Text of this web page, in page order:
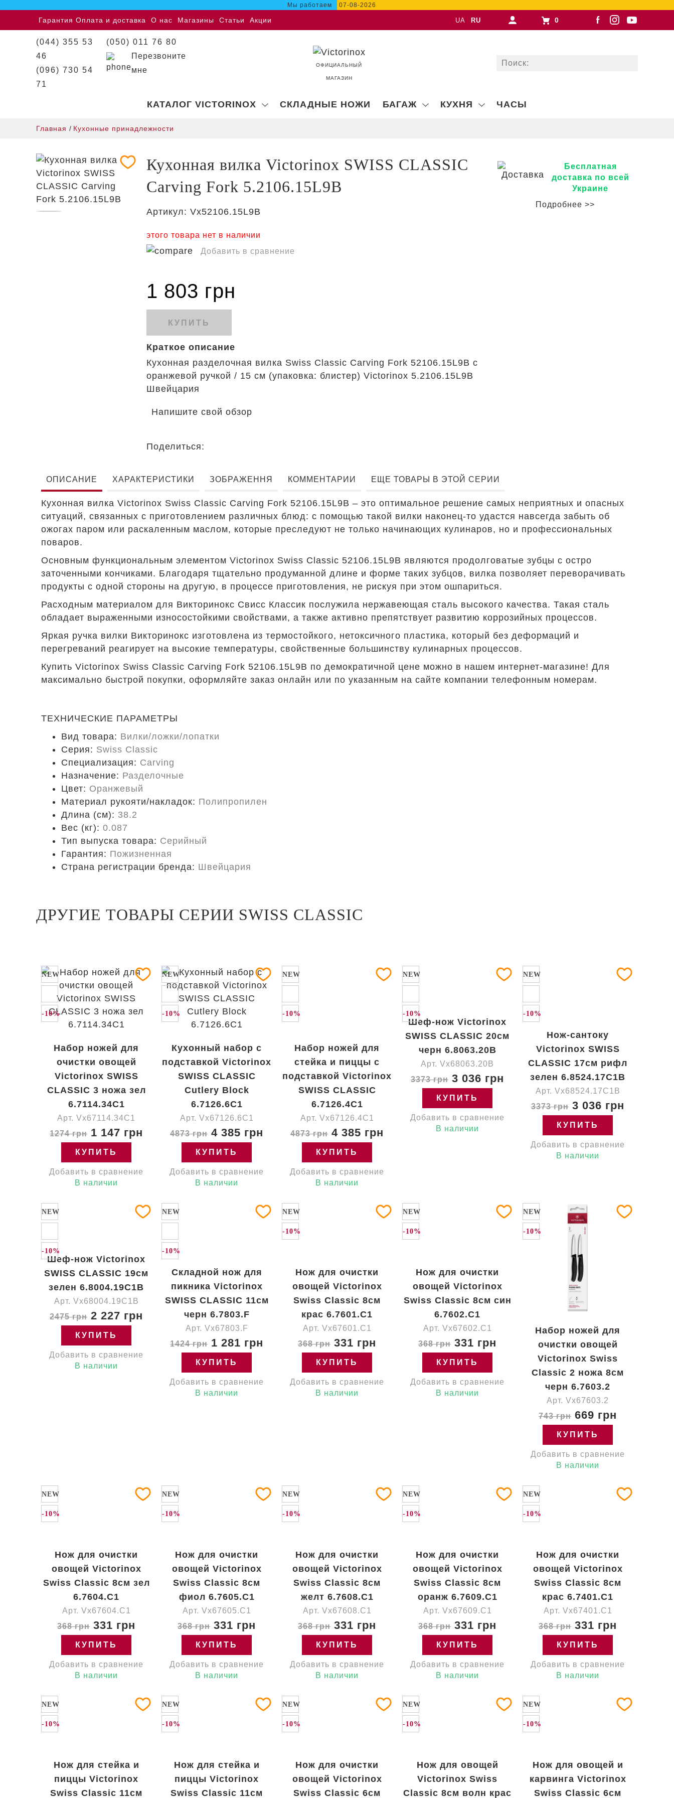
Мы работаем 07-08-2026
Гарантия Оплата и доставка О нас Магазины Статьи Акции UA RU 0
(044) 355 53
46
(096) 730 54
71
(050) 011 76 80
Перезвоните
мне
ОФИЦИАЛЬНЫЙ
МАГАЗИН
КАТАЛОГ VICTORINOX СКЛАДНЫЕ НОЖИ БАГАЖ КУХНЯ ЧАСЫ
Главная / Кухонные принадлежности
Кухонная вилка Victorinox SWISS CLASSIC
Carving Fork 5.2106.15L9B
Артикул: Vx52106.15L9B
этого товара нет в наличии
Добавить в сравнение
1 803 грн
КУПИТЬ
Краткое описание
Кухонная разделочная вилка Swiss Classic Carving Fork 52106.15L9B с
оранжевой ручкой / 15 см (упаковка: блистер) Victorinox 5.2106.15L9B
Швейцария
Напишите свой обзор
Поделиться:
Бесплатная
доставка по всей
Украине
Подробнее >>
ОПИСАНИЕ ХАРАКТЕРИСТИКИ ЗОБРАЖЕННЯ КОММЕНТАРИИ ЕЩЕ ТОВАРЫ В ЭТОЙ СЕРИИ
Кухонная вилка Victorinox Swiss Classic Carving Fork 52106.15L9B – это оптимальное решение самых неприятных и опасных
ситуаций, связанных с приготовлением различных блюд: с помощью такой вилки наконец-то удастся навсегда забыть об
ожогах паром или раскаленным маслом, которые преследуют не только начинающих кулинаров, но и профессиональных
поваров.
Основным функциональным элементом Victorinox Swiss Classic 52106.15L9B являются продолговатые зубцы с остро
заточенными кончиками. Благодаря тщательно продуманной длине и форме таких зубцов, вилка позволяет переворачивать
продукты с одной стороны на другую, в процессе приготовления, не рискуя при этом ошпариться.
Расходным материалом для Викторинокс Свисс Классик послужила нержавеющая сталь высокого качества. Такая сталь
обладает выраженными износостойкими свойствами, а также активно препятствует развитию коррозийных процессов.
Яркая ручка вилки Викторинокс изготовлена из термостойкого, нетоксичного пластика, который без деформаций и
перегреваний реагирует на высокие температуры, свойственные большинству кулинарных процессов.
Купить Victorinox Swiss Classic Carving Fork 52106.15L9B по демократичной цене можно в нашем интернет-магазине! Для
максимально быстрой покупки, оформляйте заказ онлайн или по указанным на сайте компании телефонным номерам.
ТЕХНИЧЕСКИЕ ПАРАМЕТРЫ
Вид товара: Вилки/ложки/лопатки
Серия: Swiss Classic
Специализация: Carving
Назначение: Разделочные
Цвет: Оранжевый
Материал рукояти/накладок: Полипропилен
Длина (cм): 38.2
Вес (кг): 0.087
Тип выпуска товара: Серийный
Гарантия: Пожизненная
Страна регистрации бренда: Швейцария
ДРУГИЕ ТОВАРЫ СЕРИИ SWISS CLASSIC
NEW
-10%
Набор ножей для
очистки овощей
Victorinox SWISS
CLASSIC 3 ножа зел
6.7114.34C1
Арт. Vx67114.34C1
1274 грн 1 147 грн
КУПИТЬ
Добавить в сравнение
В наличии
NEW
-10%
Кухонный набор с
подставкой Victorinox
SWISS CLASSIC
Cutlery Block
6.7126.6C1
Арт. Vx67126.6C1
4873 грн 4 385 грн
КУПИТЬ
Добавить в сравнение
В наличии
NEW
-10%
Набор ножей для
стейка и пиццы с
подставкой Victorinox
SWISS CLASSIC
6.7126.4C1
Арт. Vx67126.4C1
4873 грн 4 385 грн
КУПИТЬ
Добавить в сравнение
В наличии
NEW
-10%
Шеф-нож Victorinox
SWISS CLASSIC 20см
черн 6.8063.20B
Арт. Vx68063.20B
3373 грн 3 036 грн
КУПИТЬ
Добавить в сравнение
В наличии
NEW
-10%
Нож-сантоку
Victorinox SWISS
CLASSIC 17см рифл
зелен 6.8524.17C1B
Арт. Vx68524.17C1B
3373 грн 3 036 грн
КУПИТЬ
Добавить в сравнение
В наличии
NEW
-10%
Шеф-нож Victorinox
SWISS CLASSIC 19см
зелен 6.8004.19C1B
Арт. Vx68004.19C1B
2475 грн 2 227 грн
КУПИТЬ
Добавить в сравнение
В наличии
NEW
-10%
Складной нож для
пикника Victorinox
SWISS CLASSIC 11см
черн 6.7803.F
Арт. Vx67803.F
1424 грн 1 281 грн
КУПИТЬ
Добавить в сравнение
В наличии
NEW
-10%
Нож для очистки
овощей Victorinox
Swiss Classic 8см
крас 6.7601.C1
Арт. Vx67601.C1
368 грн 331 грн
КУПИТЬ
Добавить в сравнение
В наличии
NEW
-10%
Нож для очистки
овощей Victorinox
Swiss Classic 8см син
6.7602.C1
Арт. Vx67602.C1
368 грн 331 грн
КУПИТЬ
Добавить в сравнение
В наличии
NEW
-10%
Набор ножей для
очистки овощей
Victorinox Swiss
Classic 2 ножа 8см
черн 6.7603.2
Арт. Vx67603.2
743 грн 669 грн
КУПИТЬ
Добавить в сравнение
В наличии
NEW
-10%
Нож для очистки
овощей Victorinox
Swiss Classic 8см зел
6.7604.C1
Арт. Vx67604.C1
368 грн 331 грн
КУПИТЬ
Добавить в сравнение
В наличии
NEW
-10%
Нож для очистки
овощей Victorinox
Swiss Classic 8см
фиол 6.7605.C1
Арт. Vx67605.C1
368 грн 331 грн
КУПИТЬ
Добавить в сравнение
В наличии
NEW
-10%
Нож для очистки
овощей Victorinox
Swiss Classic 8см
желт 6.7608.C1
Арт. Vx67608.C1
368 грн 331 грн
КУПИТЬ
Добавить в сравнение
В наличии
NEW
-10%
Нож для очистки
овощей Victorinox
Swiss Classic 8см
оранж 6.7609.C1
Арт. Vx67609.C1
368 грн 331 грн
КУПИТЬ
Добавить в сравнение
В наличии
NEW
-10%
Нож для очистки
овощей Victorinox
Swiss Classic 8см
крас 6.7401.C1
Арт. Vx67401.C1
368 грн 331 грн
КУПИТЬ
Добавить в сравнение
В наличии
NEW
-10%
Нож для стейка и
пиццы Victorinox
Swiss Classic 11см
NEW
-10%
Нож для стейка и
пиццы Victorinox
Swiss Classic 11см
NEW
-10%
Нож для очистки
овощей Victorinox
Swiss Classic 6см
NEW
-10%
Нож для овощей
Victorinox Swiss
Classic 8см волн крас
NEW
-10%
Нож для овощей и
карвинга Victorinox
Swiss Classic 6см